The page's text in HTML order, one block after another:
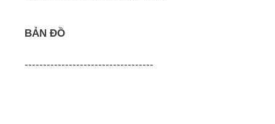
BẢN ĐỒ
-----------------------------------